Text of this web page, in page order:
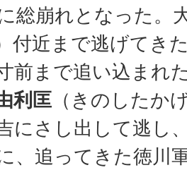
総崩れとなった。
付近まで逃げてき
前まで追い込まれ
利匡 （きのしたか
にさし出して逃し
、追ってきた徳川